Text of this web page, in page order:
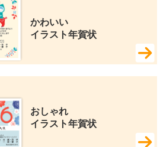
かわいい
イラスト年賀状
おしゃれ
イラスト年賀状